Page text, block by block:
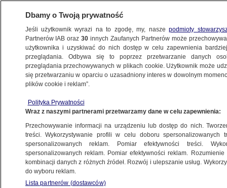
CYPR
Trzylatek wypadł z okna
na wakacjach, nie żyje. Ojciec usłyszał
zarzuty
ŚWIAT
Niebo zmętniało nad popularną wyspą
METEO
Dbamy o Twoją prywatność
Jeśli użytkownik wyrazi na to zgodę, my, naszepodmioty
Partnerów IAB oraz30 innych Zaufanych Partnerów może
użytkownika i uzyskiwać do nich dostęp w celu zapewnienia
przeglądania. Odbywa się to poprzez przetwarzanie danych
przeglądania przechowywanych w plikach cookie. Użytkownik może
się przetwarzaniu w oparciu o uzasadniony interes w dowolnym
plików cookie i reklam”.
Polityka Prywatności
Wraz z naszymi partnerami przetwarzamy dane w celu zapewnienia:
Przechowywanie informacji na urządzeniu lub dostęp do nich.
treści. Wykorzystywanie profili w celu doboru spersonalizowanych
spersonalizowanych reklam. Pomiar efektywności treści.
spersonalizowanych reklam. Pomiar efektywności reklam.
kombinacji danych z różnych źródeł. Rozwój i ulepszanie usług.
do wyboru reklam.
Lista partnerów (dostawców)